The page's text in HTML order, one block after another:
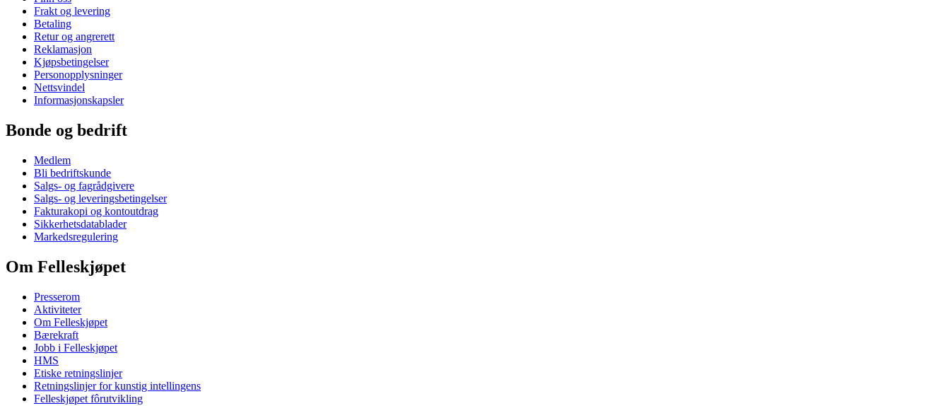
Frakt og levering
Betaling
Retur og angrerett
Reklamasjon
Kjøpsbetingelser
Personopplysninger
Nettsvindel
Informasjonskapsler
Bonde og bedrift
Medlem
Bli bedriftskunde
Salgs- og fagrådgivere
Salgs- og leveringsbetingelser
Fakturakopi og kontoutdrag
Sikkerhetsdatablader
Markedsregulering
Om Felleskjøpet
Presserom
Aktiviteter
Om Felleskjøpet
Bærekraft
Jobb i Felleskjøpet
HMS
Etiske retningslinjer
Retningslinjer for kunstig intellingens
Felleskjøpet fôrutvikling